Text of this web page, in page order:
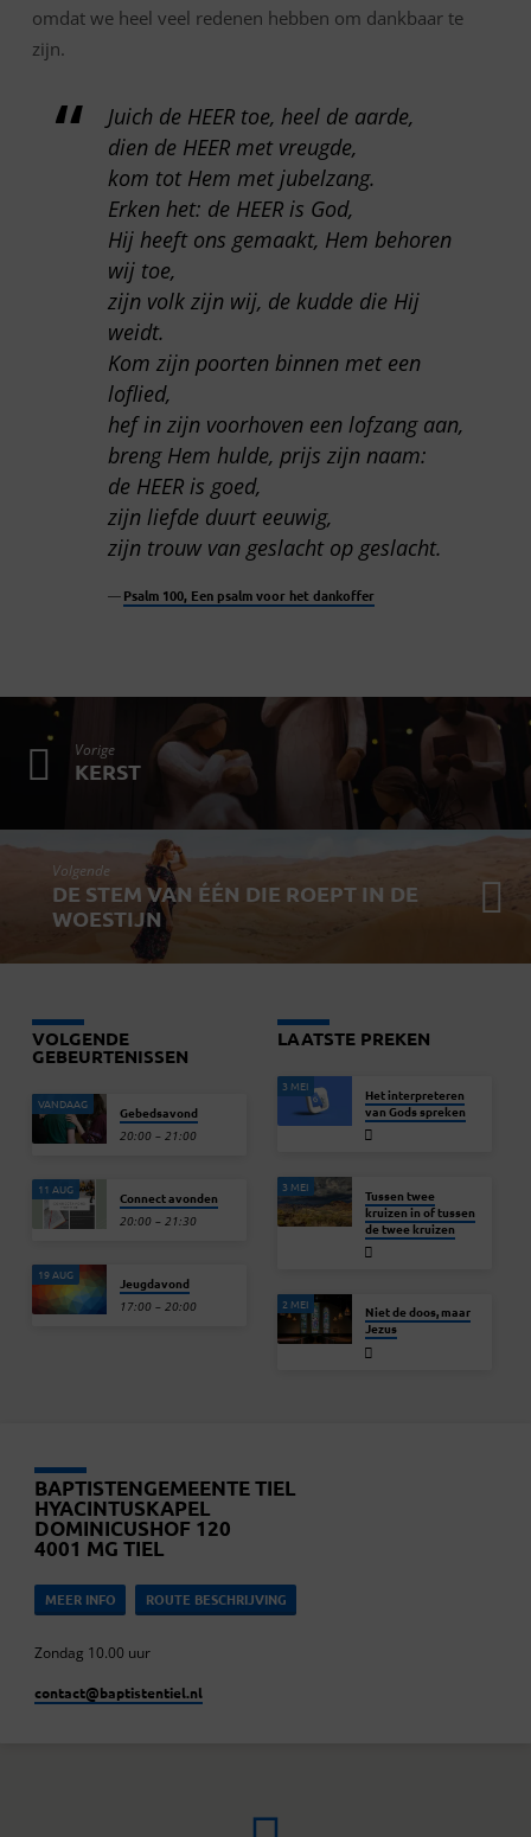
omdat we heel veel redenen hebben om dankbaar te
zijn.
Juich de HEER toe, heel de aarde,
dien de HEER met vreugde,
kom tot Hem met jubelzang.
Erken het: de HEER is God,
Hij heeft ons gemaakt, Hem behoren
wij toe,
zijn volk zijn wij, de kudde die Hij
weidt.
Kom zijn poorten binnen met een
loflied,
hef in zijn voorhoven een lofzang aan,
breng Hem hulde, prijs zijn naam:
de HEER is goed,
zijn liefde duurt eeuwig,
zijn trouw van geslacht op geslacht.
Psalm 100, Een psalm voor het dankoffer
Vorige
KERST
Volgende
DE STEM VAN ÉÉN DIE ROEPT IN DE
WOESTIJN
VOLGENDE
GEBEURTENISSEN
VANDAAG Gebedsavond
20:00 – 21:00
11 AUG Connect avonden
20:00 – 21:30
19 AUG Jeugdavond
17:00 – 20:00
LAATSTE PREKEN
3 MEI
Het interpreteren
van Gods spreken
3 MEI
Tussen twee
kruizen in of tussen
de twee kruizen
2 MEI
Niet de doos, maar
Jezus
BAPTISTENGEMEENTE TIEL
HYACINTUSKAPEL
DOMINICUSHOF 120
4001 MG TIEL
MEER INFO ROUTE BESCHRIJVING
Zondag 10.00 uur
contact​@baptistentiel.nl